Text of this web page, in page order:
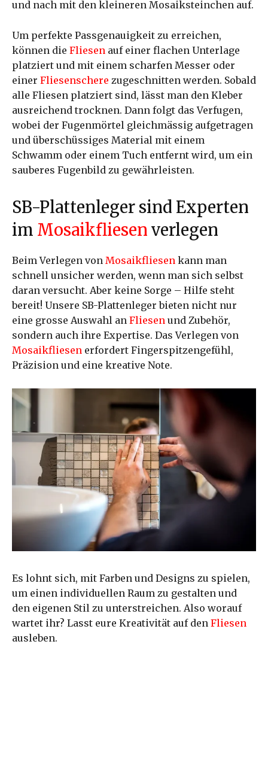
und nach mit den kleineren Mosaiksteinchen auf.
Um perfekte Passgenauigkeit zu erreichen,
können die Fliesen auf einer flachen Unterlage
platziert und mit einem scharfen Messer oder
einer Fliesenschere zugeschnitten werden. Sobald
alle Fliesen platziert sind, lässt man den Kleber
ausreichend trocknen. Dann folgt das Verfugen,
wobei der Fugenmörtel gleichmässig aufgetragen
und überschüssiges Material mit einem
Schwamm oder einem Tuch entfernt wird, um ein
sauberes Fugenbild zu gewährleisten.
SB-Plattenleger sind Experten
im Mosaikfliesen verlegen
Beim Verlegen von Mosaikfliesen kann man
schnell unsicher werden, wenn man sich selbst
daran versucht. Aber keine Sorge – Hilfe steht
bereit! Unsere SB-Plattenleger bieten nicht nur
eine grosse Auswahl an Fliesen und Zubehör,
sondern auch ihre Expertise. Das Verlegen von
Mosaikfliesen erfordert Fingerspitzengefühl,
Präzision und eine kreative Note.
Es lohnt sich, mit Farben und Designs zu spielen,
um einen individuellen Raum zu gestalten und
den eigenen Stil zu unterstreichen. Also worauf
wartet ihr? Lasst eure Kreativität auf den Fliesen
ausleben.